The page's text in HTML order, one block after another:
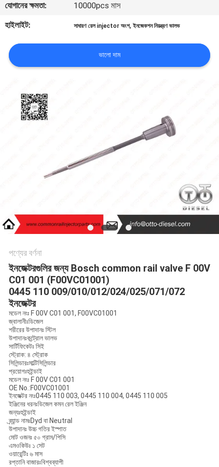
যোগাযোগ
খবর
মামলা
PRIVACY
যোগানের ক্ষমতা:
10000pcs মাস
হাইলাইট:
সাধারণ রেল injector অংশ,ইনজেকশন নিয়ন্ত্রণ ভালভ
ভালো দাম
পণ্যের বর্ণনা
ইনজেক্টরগুলির জন্য Bosch common rail valve F 00V
C01 001 (F00VC01001)
0445 110 009/010/012/024/025/071/072
ইনজেক্টর
মডেল নংঃ F 00V C01 001, F00VC01001
জ্বালানীঃডিজেল
শরীরের উপাদানঃ স্টিল
উপাদানঃকন্ট্রোল ভালভ
সার্টিফিকেটঃ সিই
স্ট্রোক: ৪ স্ট্রোক
সিলিন্ডারঃমাল্টিসিলিন্ডার
প্রয়োগঃহুইন্ডাই
মডেল নংঃ F 00V C01 001
OE No.:F00VC01001
ইনজেক্টর নংঃ0445 110 003, 0445 110 004, 0445 110 005
ইঞ্জিনের ধরনঃডিজেল কমন রেল ইঞ্জিন
জন্যঃহুইন্ডাই
ব্র্যান্ড নামঃDyd বা Neutral
উপাদানঃ উচ্চ গতির ইস্পাত
মোট ওজনঃ ৫০ গ্রাম/পিসি
এমওকিউঃ ১ সেট
ওয়ারেন্টিঃ ৬ মাস
রপ্তানি বাজারঃবিশ্বব্যাপী